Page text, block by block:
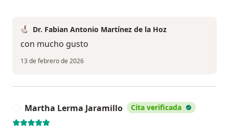
Dr. Fabian Antonio Martínez de la Hoz
con mucho gusto
13 de febrero de 2026
Martha Lerma Jaramillo Cita verificada